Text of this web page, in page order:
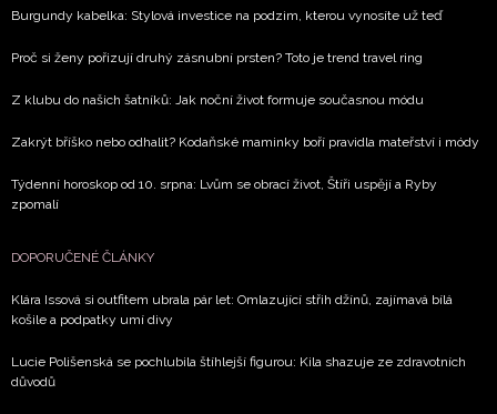
Burgundy kabelka: Stylová investice na podzim, kterou vynosíte už teď
Proč si ženy pořizují druhý zásnubní prsten? Toto je trend travel ring
Z klubu do našich šatníků: Jak noční život formuje současnou módu
Zakrýt bříško nebo odhalit? Kodaňské maminky boří pravidla mateřství i módy
Týdenní horoskop od 10. srpna: Lvům se obrací život, Štíři uspějí a Ryby
zpomalí
DOPORUČENÉ ČLÁNKY
Klára Issová si outfitem ubrala pár let: Omlazující střih džínů, zajímavá bílá
košile a podpatky umí divy
Lucie Polišenská se pochlubila štíhlejší figurou: Kila shazuje ze zdravotních
důvodů